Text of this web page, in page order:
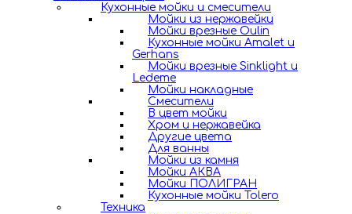
Кухонные мойки и смесители
Мойки из нержавейки
Мойки врезные Oulin
Кухонные мойки Amalet и
Gerhans
Мойки врезные Sinklight и
Ledeme
Мойки накладные
Смесители
В цвет мойки
Хром и нержавейка
Другие цвета
Для ванны
Мойки из камня
Мойки АКВА
Мойки ПОЛИГРАН
Кухонные мойки Tolero
Техника